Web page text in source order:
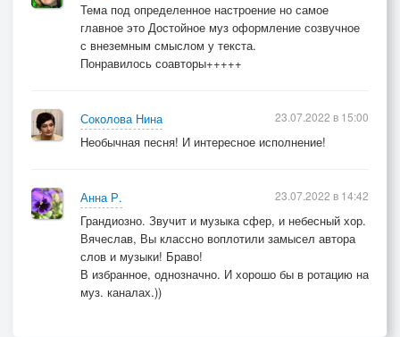
Тема под определенное настроение но самое
главное это Достойное муз оформление созвучное
с внеземным смыслом у текста.
Понравилось соавторы+++++
Соколова Нина
Необычная песня! И интересное исполнение!
23.07.2022 в 15:00
Анна Р.
Грандиозно. Звучит и музыка сфер, и небесный хор.
Вячеслав, Вы классно воплотили замысел автора
слов и музыки! Браво!
В избранное, однозначно. И хорошо бы в ротацию на
муз. каналах.))
23.07.2022 в 14:42